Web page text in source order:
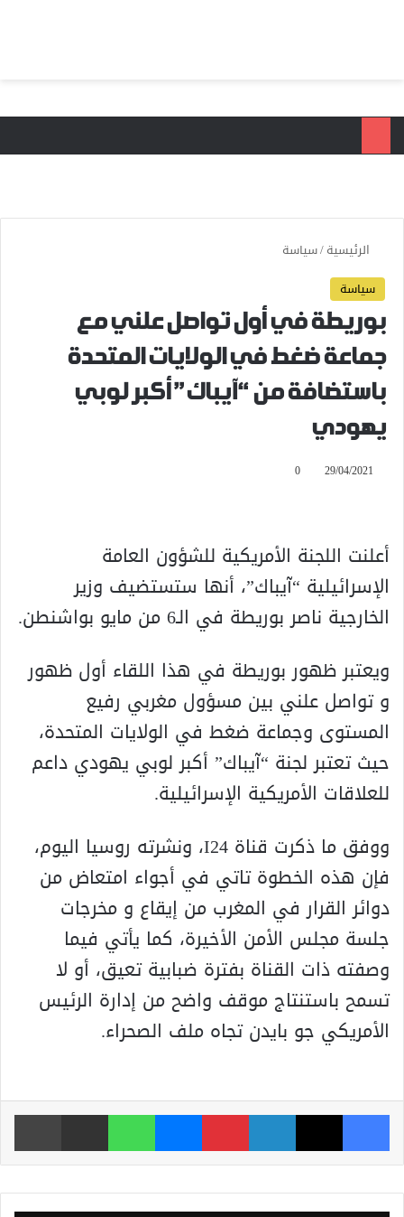
الرئيسية/سياسة
سياسة
بوريطة في أول تواصل علني مع
جماعة ضغط في الولايات المتحدة
باستضافة من “آيباك” أكبر لوبي
يهودي
29/04/2021
0
أعلنت اللجنة الأمريكية للشؤون العامة
الإسرائيلية “آيباك”، أنها ستستضيف وزير
الخارجية ناصر بوريطة في الـ6 من مايو بواشنطن.
ويعتبر ظهور بوريطة في هذا اللقاء أول ظهور
و تواصل علني بين مسؤول مغربي رفيع
المستوى وجماعة ضغط في الولايات المتحدة،
حيث تعتبر لجنة “آيباك” أكبر لوبي يهودي داعم
للعلاقات الأمريكية الإسرائيلية.
ووفق ما ذكرت قناة I24، ونشرته روسيا اليوم،
فإن هذه الخطوة تاتي في أجواء امتعاض من
دوائر القرار في المغرب من إيقاع و مخرجات
جلسة مجلس الأمن الأخيرة، كما يأتي فيما
وصفته ذات القناة بفترة ضبابية تعيق، أو لا
تسمح باستنتاج موقف واضح من إدارة الرئيس
الأمريكي جو بايدن تجاه ملف الصحراء.
فيسبوك ‫X لينكدإن بينتيريست ماسنجر واتساب مشاركة عبر البريد